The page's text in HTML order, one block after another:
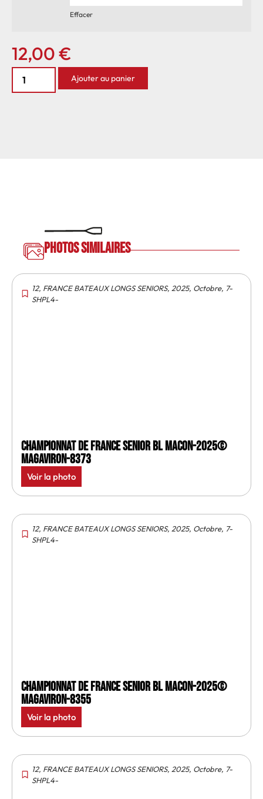
Effacer
12,00€
Ajouter au panier
Photos similaires
12, FRANCE BATEAUX LONGS SENIORS, 2025, Octobre, 7-
SHPL4-
Championnat de France senior BL Macon-2025©
MagAviron-8373
Voir la photo
12, FRANCE BATEAUX LONGS SENIORS, 2025, Octobre, 7-
SHPL4-
Championnat de France senior BL Macon-2025©
MagAviron-8355
Voir la photo
12, FRANCE BATEAUX LONGS SENIORS, 2025, Octobre, 7-
SHPL4-